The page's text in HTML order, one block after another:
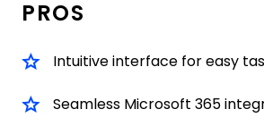
PROS
Intuitive interface for easy
Seamless Microsoft 365